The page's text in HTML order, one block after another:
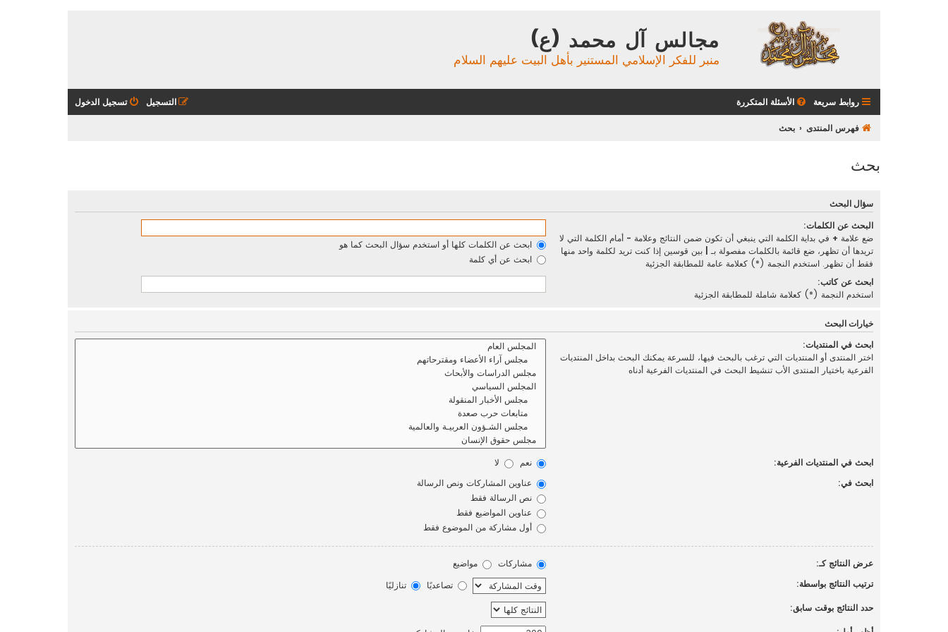
مجالس آل محمد (ع)
منبر للفكر الإسلامي المستنير بأهل البيت عليهم السلام
روابط سريعة الأسئلة المتكررة تسجيل الدخول التسجيل
فهرس المنتدى بحث
بحث
سؤال البحث
البحث عن الكلمات:
ضع علامة + في بداية الكلمة التي ينبغي أن تكون ضمن النتائج وعلامة - أمام الكلمة التي لا
تريدها أن تظهر، ضع قائمة بالكلمات مفصولة بـ
بين قوسين إذا كنت تريد لكلمة واحد منها
فقط أن تظهر. استخدم النجمة (*) كعلامة عامة للمطابقة الجزئية
ابحث عن الكلمات كلها أو استخدم سؤال البحث كما هو
ابحث عن أي كلمة
ابحث عن كاتب:
استخدم النجمة (*) كعلامة شاملة للمطابقة الجزئية
خيارات البحث
ابحث في المنتديات:
اختر المنتدى أو المنتديات التي ترغب بالبحث فيها، للسرعة يمكنك البحث بداخل المنتديات
الفرعية باختيار المنتدى الأب تنشيط البحث في المنتديات الفرعية أدناه
ابحث في المنتديات الفرعية: نعم
لا
ابحث في:
عناوين المشاركات ونص الرسالة
نص الرسالة فقط
عناوين المواضيع فقط
أول مشاركة من الموضوع فقط
عرض النتائج كـ: مشاركات
مواضيع
ترتيب النتائج بواسطة:
تصاعديًا
تنازليًا
حدد النتائج بوقت سابق: